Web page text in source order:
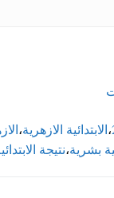
،الابتدائية الازهرية،
بشرية،نتيجة